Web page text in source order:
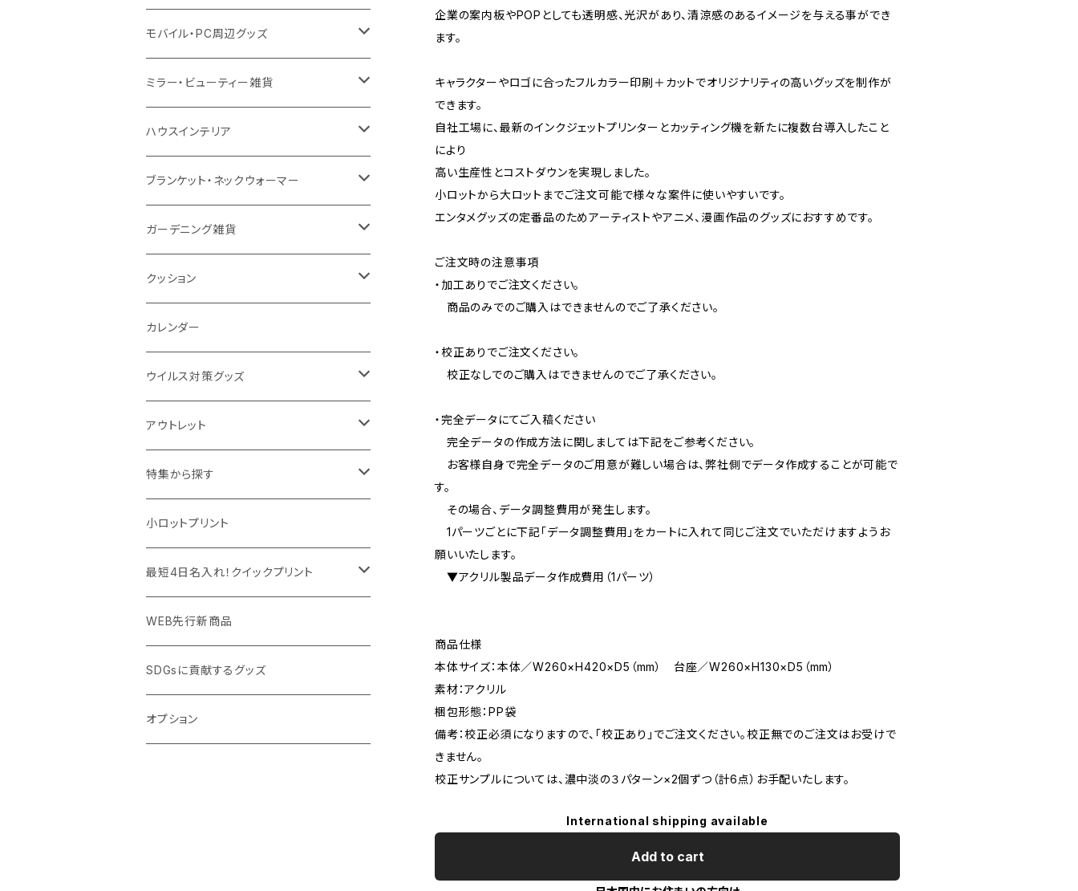
企業の案内板やPOPとしても透明感、光沢があり、清涼感のあるイメージを与える事ができ
ます。
キャラクターやロゴに合ったフルカラー印刷＋カットでオリジナリティの高いグッズを制作が
できます。
自社工場に、最新のインクジェットプリンターとカッティング機を新たに複数台導入したこと
により
高い生産性とコストダウンを実現しました。
小ロットから大ロットまでご注文可能で様々な案件に使いやすいです。
エンタメグッズの定番品のためアーティストやアニメ、漫画作品のグッズにおすすめです。
ご注文時の注意事項
・加工ありでご注文ください。
商品のみでのご購入はできませんのでご了承ください。
・校正ありでご注文ください。
校正なしでのご購入はできませんのでご了承ください。
・完全データにてご入稿ください
完全データの作成方法に関しましては下記をご参考ください。
お客様自身で完全データのご用意が難しい場合は、弊社側でデータ作成することが可能で
す。
その場合、データ調整費用が発生します。
1パーツごとに下記「データ調整費用」をカートに入れて同じご注文でいただけますようお
願いいたします。
▼アクリル製品データ作成費用（1パーツ）
商品仕様
本体サイズ：本体／W260×H420×D5（mm） 台座／W260×H130×D5（mm）
素材：アクリル
梱包形態：PP袋
備考：校正必須になりますので、「校正あり」でご注文ください。校正無でのご注文はお受けで
きません。
校正サンプルについては、濃中淡の３パターン×2個ずつ（計6点）お手配いたします。
International shipping available
Add to cart
スウェット
保冷
EVA
防水
ナイロン
リネン
バンブータンブラー
コーヒー配合タンブラー
カスタムデザインタンブラー
コーヒー配合
プラスチック
陶器
磁器マグ・湯呑
カスタムデザイン
コースター
ドリンク用品
保存容器
キッチンツール
多機能ペン
ペンケース
メモ
ノート
付箋
トレイ
パットカバー、ブックカバー
IDケース、パスケース、コインケース
デスク周辺
防災セット
ラジオ・スピーカー
ハンディライト
デスクライト
付属ライト
ランタン
非常食
モバイル・PC周辺グッズ
チャージャー
充電器
モバイルスタンド
モバイルリング
アクセサリー・スマホケース
タッチペン
USBケーブル・ハブ
イヤホン・ヘッドフォン
マウスパッド
モバイル周辺グッズ
PC周辺グッズ
ミラー・ビューティー雑貨
折りたたみ式ミラー
スライド式ミラー
ケース付きミラー
手持ちミラー
ビューティー雑貨
ハウスインテリア
ピクチャーボード、ポスター
フォトフレーム、スタンド
キーホルダー
時計
ブランケット・ネックウォーマー
ブランケット
ネックウォーマー
マフラー・ストール
ガーデニング雑貨
F.O.B COOP
クッション
折りたたみクッション
カレンダー
ウイルス対策グッズ
除菌グッズ
パーテーション
マスク・フェイスシールド
測定・測量用品
加湿器・オゾン発生器
ウイルス対策消耗品
ウイルス対策備品
アウトレット
アウトレット
ドリンクフェア
ボトル・タンブラー
ポーチ・巾着
タオル・ブランケット
その他雑貨品
特集から探す
エンタメグッズ・イベント会場物販品
ご当地グッズ・オリジナルお土産品
フルカラー印刷ノベルティ
予算消化・備品におすすめグッズ
展示会・説明会ノベルティ
小ロットプリント
最短4日名入れ！クイックプリント
クイック印刷対応トートバッグ・エコバッグ
クイック印刷対応ポーチ・巾着
クイック印刷対応ボトル
WEB先行新商品
SDGsに貢献するグッズ
オプション